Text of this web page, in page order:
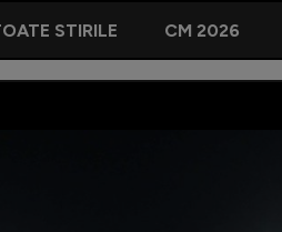
STIRILE CM 2026